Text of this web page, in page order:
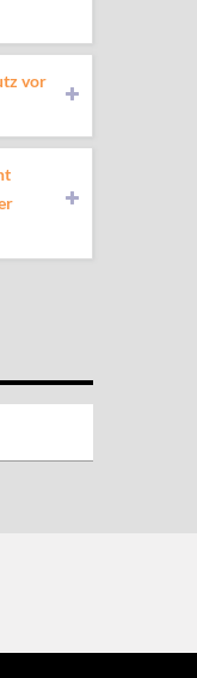
vor